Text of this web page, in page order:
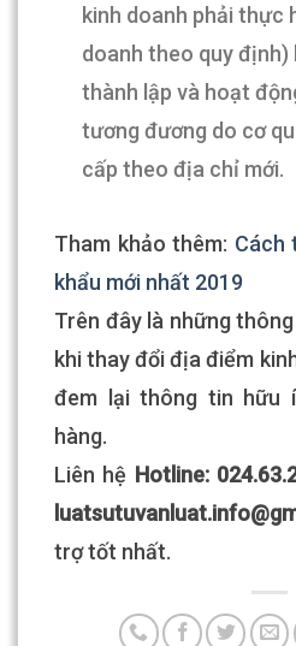
kinh doanh phải thực
doanh theo quy định)
thành lập và hoạt
tương đương do cơ
cấp theo địa chỉ mới.
Tham khảo thêm: Cách
khẩu mới nhất 2019
Trên đây là những
khi thay đổi địa điểm
đem lại thông tin hữu
hàng.
Liên hệ Hotline:
trợ tốt nhất.